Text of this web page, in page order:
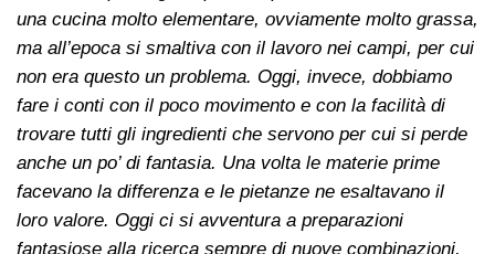
una cucina molto elementare, ovviamente molto grassa,
ma all’epoca si smaltiva con il lavoro nei campi, per cui
non era questo un problema. Oggi, invece, dobbiamo
fare i conti con il poco movimento e con la facilità di
trovare tutti gli ingredienti che servono per cui si perde
anche un po’ di fantasia. Una volta le materie prime
facevano la differenza e le pietanze ne esaltavano il
loro valore. Oggi ci si avventura a preparazioni
fantasiose alla ricerca sempre di nuove combinazioni,